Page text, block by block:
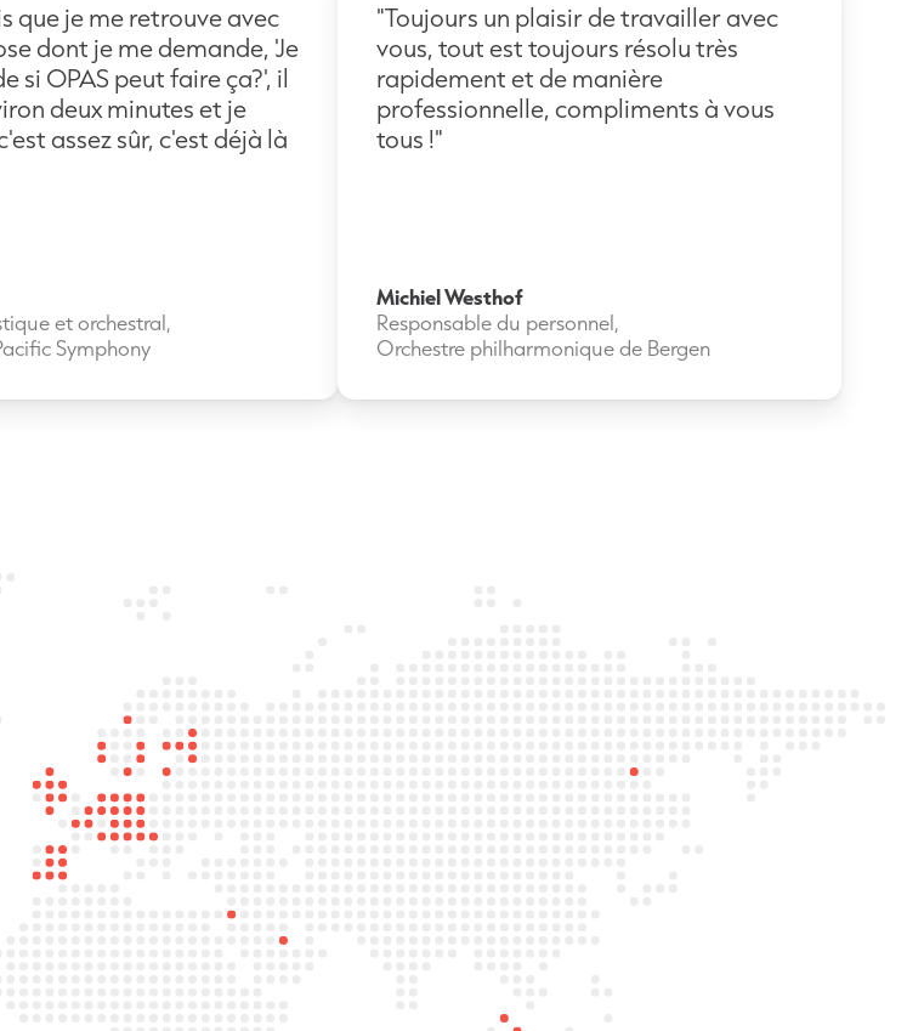
que je me retrouve avec
dont je me demande, 'Je
si OPAS peut faire ça?', il
deux minutes et je
assez sûr, c'est déjà là
et orchestral,
Symphony
"Toujours un plaisir de travailler avec
vous, tout est toujours résolu très
rapidement et de manière
professionnelle, compliments à vous
tous !"
Michiel Westhof
Responsable du personnel,
Orchestre philharmonique de Bergen